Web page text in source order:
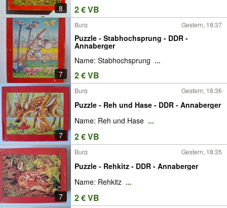
8 2 € VB
7
Burg Gestern, 18:37
Puzzle - Stabhochsprung - DDR -
Annaberger
Name: Stabhochsprung ...
2 € VB
7
Burg Gestern, 18:36
Puzzle - Reh und Hase - DDR - Annaberger
Name: Reh und Hase ...
2 € VB
7
Burg Gestern, 18:35
Puzzle - Rehkitz - DDR - Annaberger
Name: Rehkitz ...
2 € VB